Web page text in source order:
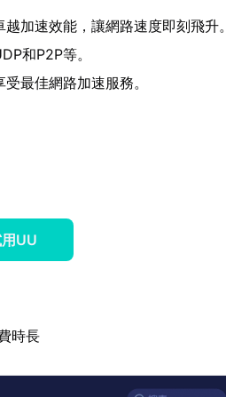
加速效能，讓網路速度即刻飛升。
和P2P等。
最佳網路加速服務。
UU
時長